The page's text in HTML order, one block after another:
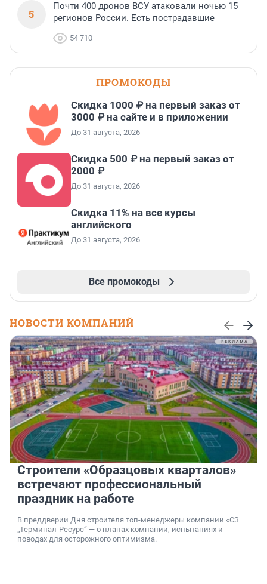
5
Почти 400 дронов ВСУ атаковали ночью 15
регионов России. Есть пострадавшие
54 710
ПРОМОКОДЫ
Скидка 1000 ₽ на первый заказ от
3000 ₽ на сайте и в приложении
До 31 августа, 2026
Скидка 500 ₽ на первый заказ от
2000 ₽
До 31 августа, 2026
Скидка 11% на все курсы
английского
До 31 августа, 2026
Все промокоды
НОВОСТИ КОМПАНИЙ
Строители «Образцовых кварталов»
встречают профессиональный
праздник на работе
В преддверии Дня строителя топ-менеджеры компании «СЗ
„Терминал-Ресурс“ — о планах компании, испытаниях и
поводах для осторожного оптимизма.